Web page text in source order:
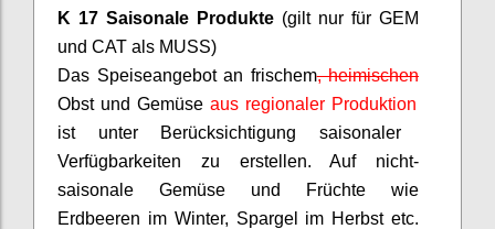
K 17 Saisonale Produkte (gilt nur für GEM
und CAT als MUSS)
Das Speiseangebot an frischem,heimischen
Obst und Gemüse aus regionaler Produktion
ist unter Berücksichtigung saisonaler
Verfügbarkeiten zu erstellen. Auf nicht-
saisonale Gemüse und Früchte wie
Erdbeeren im Winter, Spargel im Herbst etc.